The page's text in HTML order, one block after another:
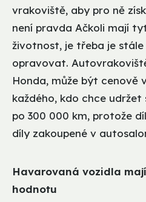
vrakoviště, aby pro ně
není pravda Ačkoli mají
životnost, je třeba je
opravovat.
Honda, může být cenově
každého, kdo chce
po 300 000 km, protože
díly zakoupené v
Havarovaná vozidla
hodnotu